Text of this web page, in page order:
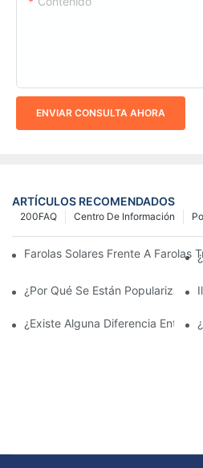
ENVIAR CONSULTA AHORA
ARTÍCULOS RECOMENDADOS
Centro De Información
200FAQ
Farolas Solares Frente A Farolas
¿Por Qué Se Están
¿Existe Alguna Diferencia Entre